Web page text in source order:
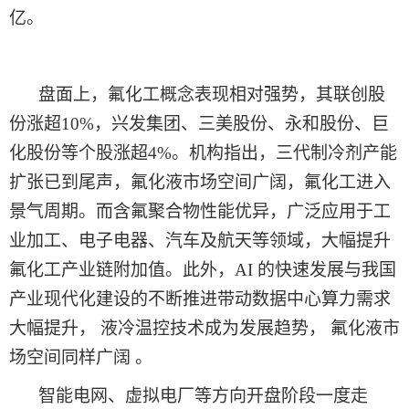
亿。
盘面上， 氟化工概念表现相对强势，其联创股
份涨超10%，兴发集团、三美股份、永和股份、巨
化股份等个股涨超4%。机构指出，三代制冷剂产能
扩张已到尾声，氟化液市场空间广阔，氟化工进入
景气周期。而含氟聚合物性能优异，广泛应用于工
业加工、电子电器、汽车及航天等领域，大幅提升
氟化工产业链附加值。此外，AI 的快速发展与我国
产业现代化建设的不断推进带动数据中心算力需求
大幅提升， 液冷温控技术成为发展趋势， 氟化液市
场空间同样广阔 。
智能电网、虚拟电厂等方向开盘阶段一度走